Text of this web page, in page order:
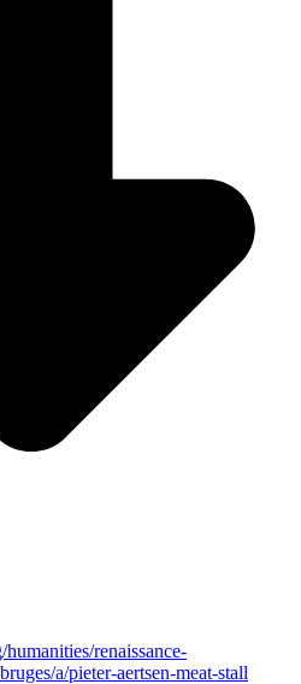
renaissance-
a/pieter-aertsen-meat-stall